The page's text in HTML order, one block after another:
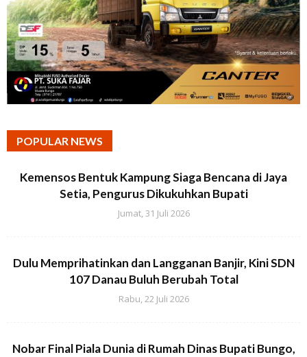
POPULAR NEWS
Kemensos Bentuk Kampung Siaga Bencana di Jaya
Setia, Pengurus Dikukuhkan Bupati
Jumat, 31 Juli 2026
Dulu Memprihatinkan dan Langganan Banjir, Kini SDN
107 Danau Buluh Berubah Total
Rabu, 22 Juli 2026
Nobar Final Piala Dunia di Rumah Dinas Bupati Bungo,